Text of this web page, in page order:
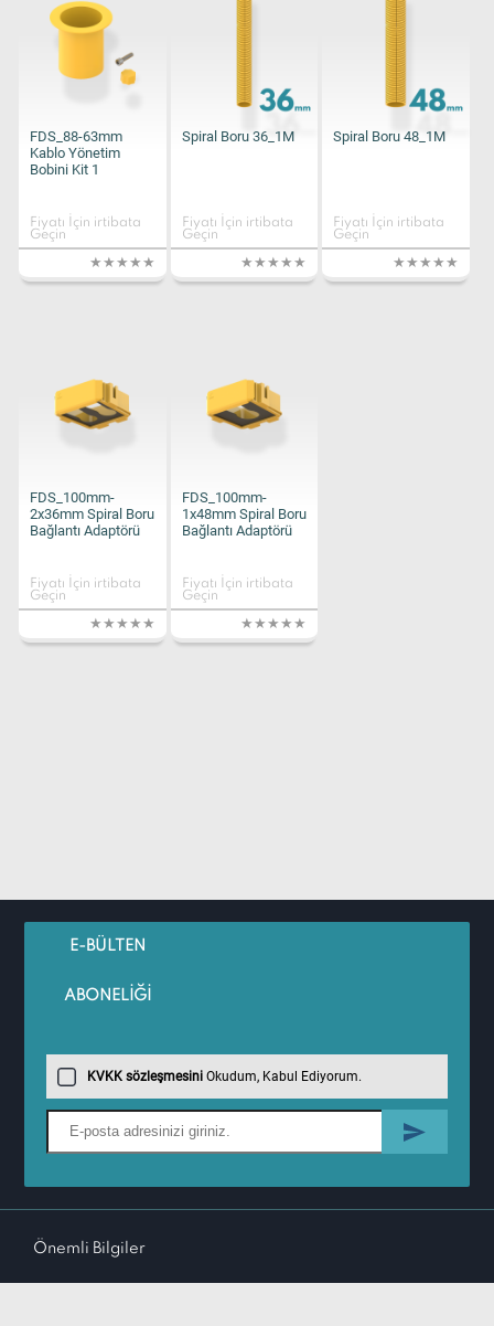
FDS_88-63mm
Kablo Yönetim
Bobini Kit 1
Fiyatı İçin irtibata
Geçin
Spiral Boru 36_1M
Fiyatı İçin irtibata
Geçin
Spiral Boru 48_1M
Fiyatı İçin irtibata
Geçin
FDS_100mm-
2x36mm Spiral Boru
Bağlantı Adaptörü
Fiyatı İçin irtibata
Geçin
FDS_100mm-
1x48mm Spiral Boru
Bağlantı Adaptörü
Fiyatı İçin irtibata
Geçin
E-BÜLTEN
ABONELİĞİ
KVKK sözleşmesini Okudum, Kabul Ediyorum.
Önemli Bilgiler